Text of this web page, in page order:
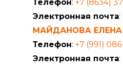
Телефон: +7 (8634)
Электронная почта:
МАЙДАНОВА
Телефон: +7 (991)
Электронная почта: